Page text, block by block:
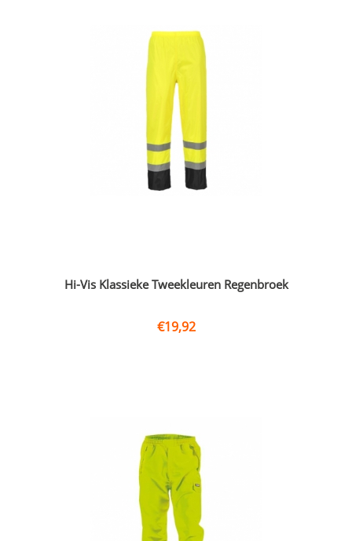
Hi-Vis Klassieke Tweekleuren Regenbroek
€19,92